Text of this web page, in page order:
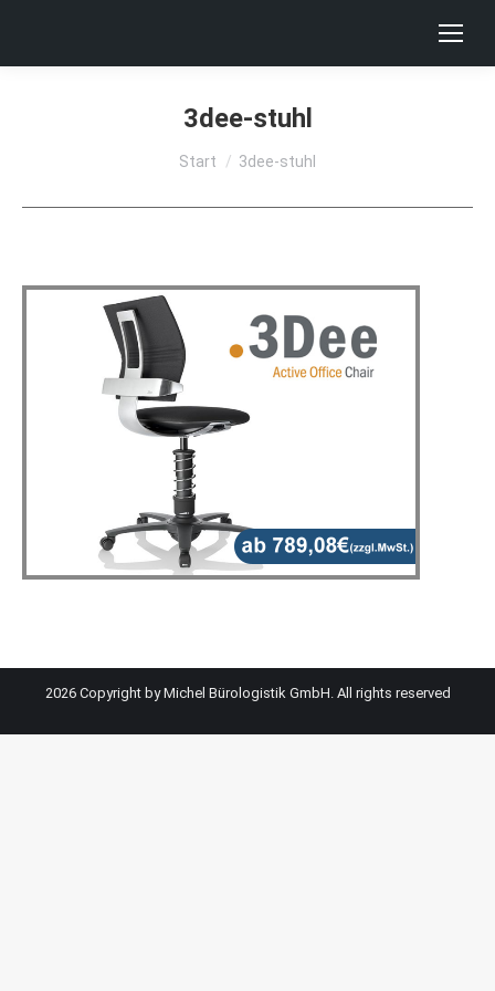
3dee-stuhl
Sie befinden sich hier:
Start 3dee-stuhl
2026 Copyright by Michel Bürologistik GmbH. All rights reserved